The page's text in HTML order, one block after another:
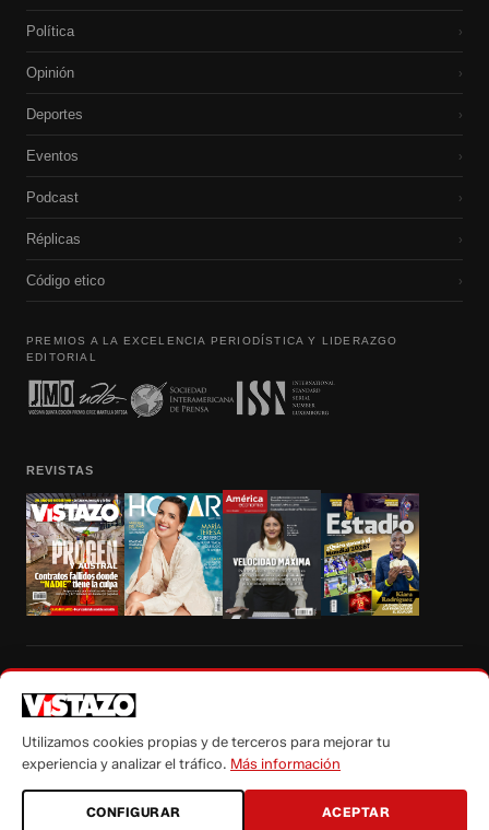
Política ›
Opinión ›
Deportes ›
Eventos ›
Podcast ›
Réplicas ›
Código etico ›
PREMIOS A LA EXCELENCIA PERIODÍSTICA Y LIDERAZGO
EDITORIAL
REVISTAS
autorización escrita de su titular, de todos los contenidos de Vistazo.com.
Utilizamos cookies propias y de terceros para mejorar tu
experiencia y analizar el tráfico. Más información
CONFIGURAR ACEPTAR